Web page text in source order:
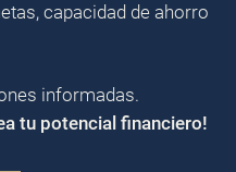
capacidad de ahorro
informadas.
tu potencial financiero!